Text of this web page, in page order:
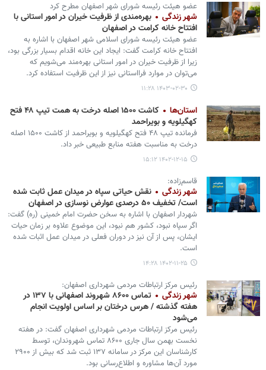
عضو هیئت رئیسه شورای شهر اصفهان مطرح کرد
شهر زندگی
بهره‌‎مندی از ظرفیت خیران در امور استانی با
افتتاح خانه کرامت در اصفهان
عضو هیئت رئیسه شورای اسلامی شهر اصفهان با اشاره به
افتتاح خانه کرامت گفت: ایجاد این خانه اقدام بسیار بزرگی بود،
زیرا از ظرفیت خیران در امور استانی بهره‌مند می‌شویم که
می‌توان در موارد فرااستانی نیز از این ظرفیت استفاده کرد.
۱۴۰۳-۰۲-۳۰ ۱۱:۲۸
استان‌ها
کاشت ۱۵۰۰ اصله درخت به همت تیپ ۴۸ فتح
کهگیلویه و بویراحمد
فرمانده تیپ ۴۸ فتح کهگیلویه و بویراحمد از کاشت ۱۵۰۰ اصله
درخت به مناسبت هفته منابع طبیعی خبر داد.
۱۴۰۲-۱۲-۱۵ ۱۵:۱۲
قاسم‌زاده:
شهر زندگی
نقش حیاتی سپاه در میدان عمل ثابت شده
است/ تخفیف ۵۰ درصدی عوارض نوسازی در اصفهان
شهردار اصفهان با اشاره به سخن حضرت امام خمینی (ره) گفت:
اگر سپاه نبود، کشور هم نبود، این موضوع علاوه بر زمان حیات
ایشان، پس از آن نیز در دوران فعلی در میدان عمل اثبات شده
است.
۱۴۰۲-۱۱-۲۵ ۱۴:۲۸
رئیس مرکز ارتباطات مردمی شهرداری اصفهان:
شهر زندگی
تماس ۸۶۰۰ شهروند اصفهانی با ۱۳۷ در
هفته گذشته / هرس درختان بر اساس اولویت انجام
می‌شود
رئیس مرکز ارتباطات مردمی شهرداری اصفهان گفت: در هفته
نخست بهمن سال جاری ۸۶۰۰ تماس شهروندان، توسط
کارشناسان این مرکز در سامانه ۱۳۷ ثبت شد که بیش از ۲۹۰۰
مورد آن‌ها مشاوره و اطلاع‌رسانی بود.